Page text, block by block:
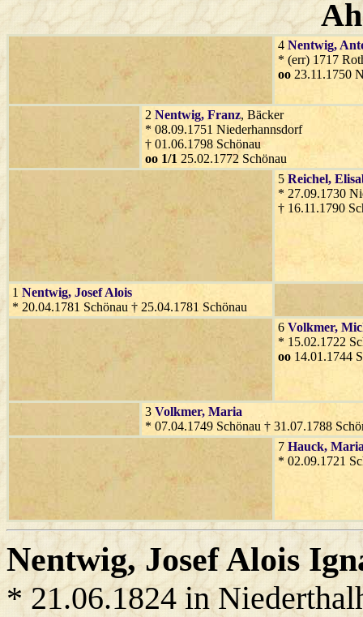
4 Nentwig,
* (err) 1717
oo 23.11.1750
2 Nentwig, Franz, Bäcker
* 08.09.1751 Niederhannsdorf
† 01.06.1798 Schönau
oo 1/1 25.02.1772 Schönau
5 Reichel,
* 27.09.1730
† 16.11.1790
1 Nentwig, Josef Alois
* 20.04.1781 Schönau † 25.04.1781 Schönau
6 Volkmer,
* 15.02.1722
oo 14.01.1744
3 Volkmer, Maria
* 07.04.1749 Schönau † 31.07.1788
7 Hauck,
* 02.09.1721
Nentwig, Josef Alois
* 21.06.1824 in